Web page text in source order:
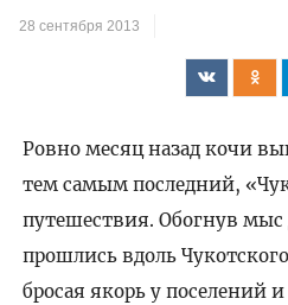
28 сентября 2013
Ровно месяц назад кочи
тем самым последний,
путешествия. Обогнув
прошлись вдоль
бросая якорь у поселений